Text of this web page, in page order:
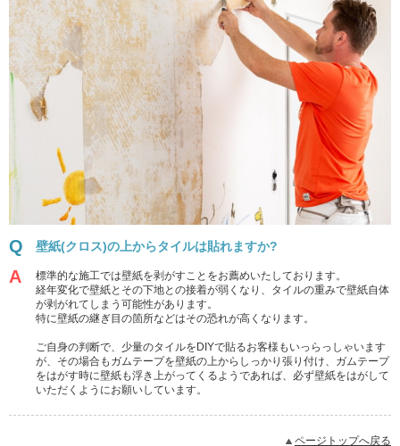
壁紙(クロス)の上からタイルは貼れますか?
標準的な施工では壁紙を剥がすことをお薦めいたしております。
経年変化で壁紙とその下地との接着が弱くなり、タイルの重みで壁紙自体
が剥がれてしまう可能性があります。
特に壁紙の継ぎ目の箇所などはその恐れが高くなります。
ご自身の判断で、少量のタイルをDIYで貼るお客様もいっらっしゃいます
が、その場合もガムテープを壁紙の上からしっかり張り付け、ガムテープ
をはがす時に壁紙も浮き上がってくるようであれば、必ず壁紙をはがして
いただくようにお願いしています。
ページトップへ戻る